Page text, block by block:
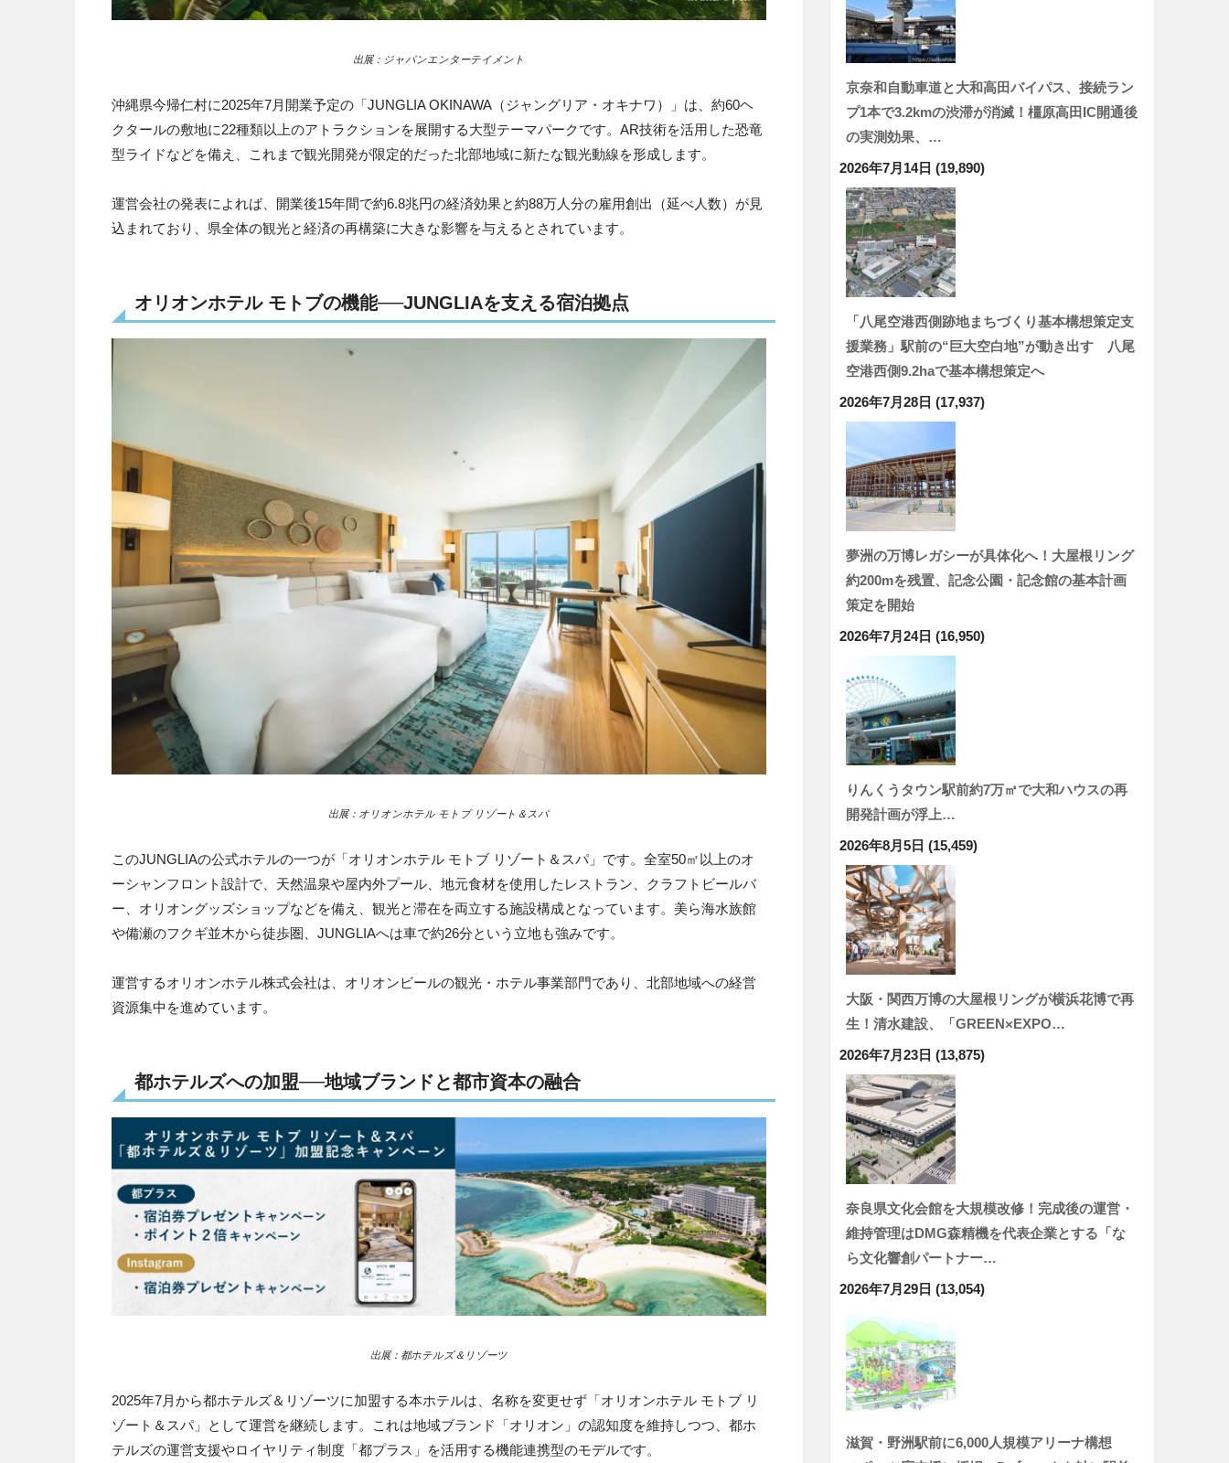
出展：ジャパンエンターテイメント
沖縄県今帰仁村に2025年7月開業予定の「JUNGLIA OKINAWA（ジャングリア・オキナワ）」は、約60ヘ
クタールの敷地に22種類以上のアトラクションを展開する大型テーマパークです。AR技術を活用した恐竜
型ライドなどを備え、これまで観光開発が限定的だった北部地域に新たな観光動線を形成します。
運営会社の発表によれば、開業後15年間で約6.8兆円の経済効果と約88万人分の雇用創出（延べ人数）が見
込まれており、県全体の観光と経済の再構築に大きな影響を与えるとされています。
オリオンホテル モトブの機能──JUNGLIAを支える宿泊拠点
出展：オリオンホテル モトブ リゾート＆スパ
このJUNGLIAの公式ホテルの一つが「オリオンホテル モトブ リゾート＆スパ」です。全室50㎡以上のオ
ーシャンフロント設計で、天然温泉や屋内外プール、地元食材を使用したレストラン、クラフトビールバ
ー、オリオングッズショップなどを備え、観光と滞在を両立する施設構成となっています。美ら海水族館
や備瀬のフクギ並木から徒歩圏、JUNGLIAへは車で約26分という立地も強みです。
運営するオリオンホテル株式会社は、オリオンビールの観光・ホテル事業部門であり、北部地域への経営
資源集中を進めています。
都ホテルズへの加盟──地域ブランドと都市資本の融合
出展：都ホテルズ＆リゾーツ
2025年7月から都ホテルズ＆リゾーツに加盟する本ホテルは、名称を変更せず「オリオンホテル モトブ リ
ゾート＆スパ」として運営を継続します。これは地域ブランド「オリオン」の認知度を維持しつつ、都ホ
テルズの運営支援やロイヤリティ制度「都プラス」を活用する機能連携型のモデルです。
京奈和自動車道と大和高田バイパス、接続ラン
プ1本で3.2kmの渋滞が消滅！橿原高田IC開通後
の実測効果、…
2026年7月14日 (19,890)
「八尾空港西側跡地まちづくり基本構想策定支
援業務」駅前の“巨大空白地”が動き出す 八尾
空港西側9.2haで基本構想策定へ
2026年7月28日 (17,937)
夢洲の万博レガシーが具体化へ！大屋根リング
約200mを残置、記念公園・記念館の基本計画
策定を開始
2026年7月24日 (16,950)
りんくうタウン駅前約7万㎡で大和ハウスの再
開発計画が浮上…
2026年8月5日 (15,459)
大阪・関西万博の大屋根リングが横浜花博で再
生！清水建設、「GREEN×EXPO…
2026年7月23日 (13,875)
奈良県文化会館を大規模改修！完成後の運営・
維持管理はDMG森精機を代表企業とする「な
ら文化響創パートナー…
2026年7月29日 (13,054)
滋賀・野洲駅前に6,000人規模アリーナ構想